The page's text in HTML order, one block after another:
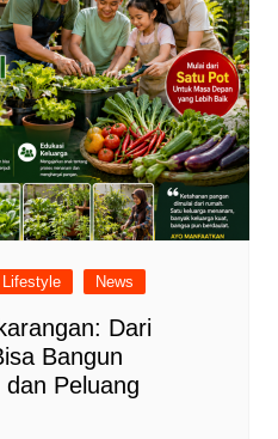
Lifestyle News
Dari
Bangun
Peluang